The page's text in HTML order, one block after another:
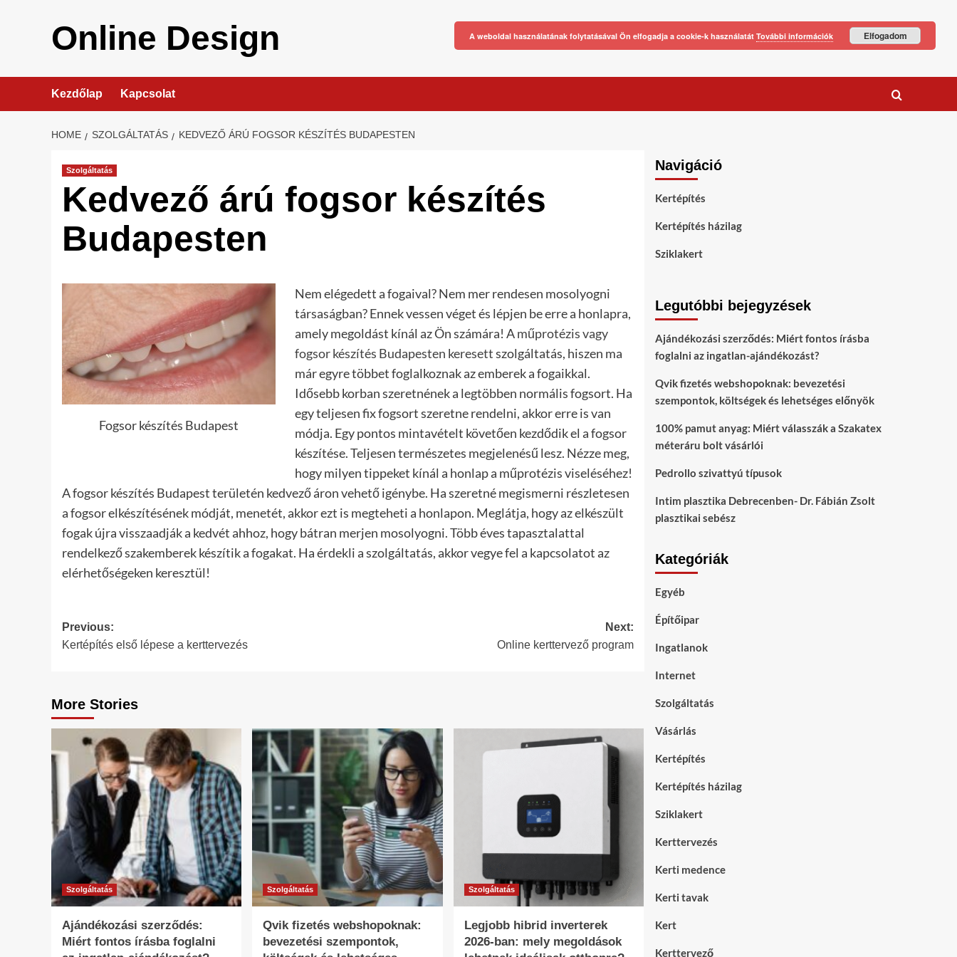
Online Design
Kezdőlap Kapcsolat
HOME SZOLGÁLTATÁS KEDVEZŐ ÁRÚ FOGSOR KÉSZÍTÉS BUDAPESTEN
Szolgáltatás
Kedvező árú fogsor készítés
Budapesten
Fogsor készítés Budapest
Nem elégedett a fogaival? Nem mer rendesen mosolyogni
társaságban? Ennek vessen véget és lépjen be erre a honlapra,
amely megoldást kínál az Ön számára! Aműprotézis vagy
fogsor készítés Budapesten keresettszolgáltatás, hiszen ma
már egyre többet foglalkoznak az emberek a fogaikkal.
Idősebb korban szeretnének a legtöbben normális fogsort. Ha
egy teljesen fix fogsort szeretne rendelni, akkor erre is van
módja. Egy pontos mintavételt követően kezdődik el a fogsor
készítése.Teljesen természetes megjelenésű lesz. Nézze meg,
hogy milyen tippeket kínál a honlap a műprotézis viseléséhez!
A fogsor készítés Budapest területén kedvező áron vehető igénybe. Ha szeretné megismerni részletesen
a fogsor elkészítésének módját, menetét, akkor ezt is megteheti a honlapon. Meglátja, hogy az elkészült
fogak újra visszaadják a kedvét ahhoz, hogy bátran merjen mosolyogni. Több éves tapasztalattal
rendelkező szakemberek készítik a fogakat. Ha érdekli a szolgáltatás, akkor vegye fel a kapcsolatot az
elérhetőségeken keresztül!
Post
navigation
Previous:
Kertépítés első lépese a kerttervezés
Next:
Online kerttervező program
More Stories
Szolgáltatás
Ajándékozási szerződés:
Miért fontos írásba foglalni
Szolgáltatás
Qvik fizetés webshopoknak:
bevezetési szempontok,
Szolgáltatás
Legjobb hibrid inverterek
2026-ban: mely megoldások
Navigáció
Kertépítés
Kertépítés házilag
Sziklakert
Legutóbbi bejegyzések
Ajándékozási szerződés: Miért fontos írásba
foglalni az ingatlan-ajándékozást?
Qvik fizetés webshopoknak: bevezetési
szempontok, költségek és lehetséges előnyök
100% pamut anyag: Miért válasszák a Szakatex
méteráru bolt vásárlói
Pedrollo szivattyú típusok
Intim plasztika Debrecenben- Dr. Fábián Zsolt
plasztikai sebész
Kategóriák
Egyéb
Építőipar
Ingatlanok
Internet
Szolgáltatás
Vásárlás
Kertépítés
Kertépítés házilag
Sziklakert
Kerttervezés
Kerti medence
Kerti tavak
Kert
Kerttervező
A weboldal használatának folytatásával Ön elfogadja a cookie-k használatát További információk Elfogadom